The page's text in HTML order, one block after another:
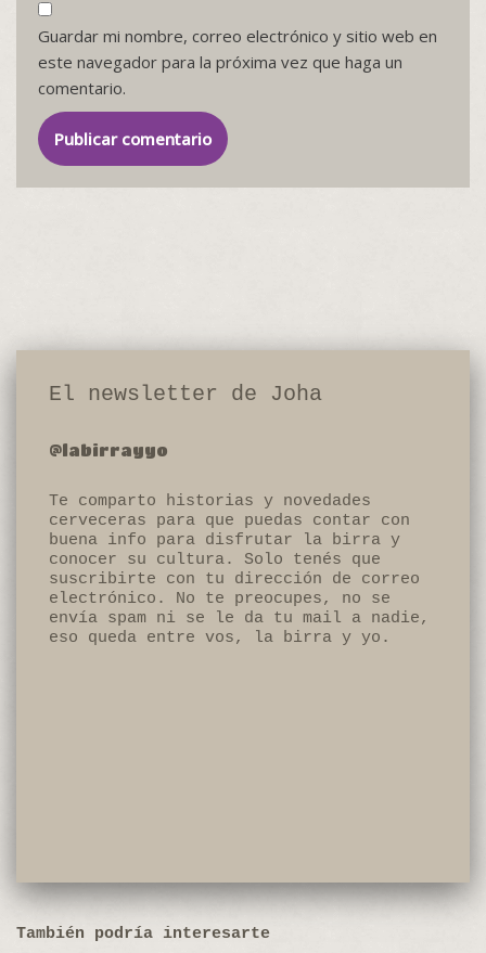
Guardar mi nombre, correo electrónico y sitio web en
este navegador para la próxima vez que haga un
comentario.
El newsletter de Joha
@labirrayyo
Te comparto historias y novedades
cerveceras para que puedas contar con
buena info para disfrutar la birra y
conocer su cultura. Solo tenés que
suscribirte con tu dirección de correo
electrónico. No te preocupes, no se
envía spam ni se le da tu mail a nadie,
eso queda entre vos, la birra y yo.
También podría interesarte